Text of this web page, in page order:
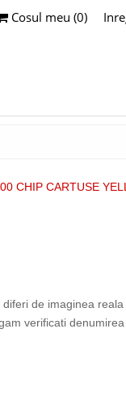
Cosul meu (0)
CHIP CARTUSE
de imaginea reala
verificati